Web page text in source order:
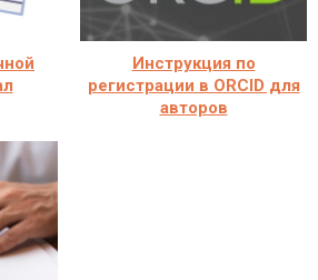
Инструкция по
регистрации в ORCID для
авторов